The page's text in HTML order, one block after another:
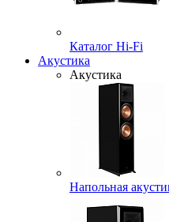
Каталог Hi-Fi
Акустика
Акустика
Напольная